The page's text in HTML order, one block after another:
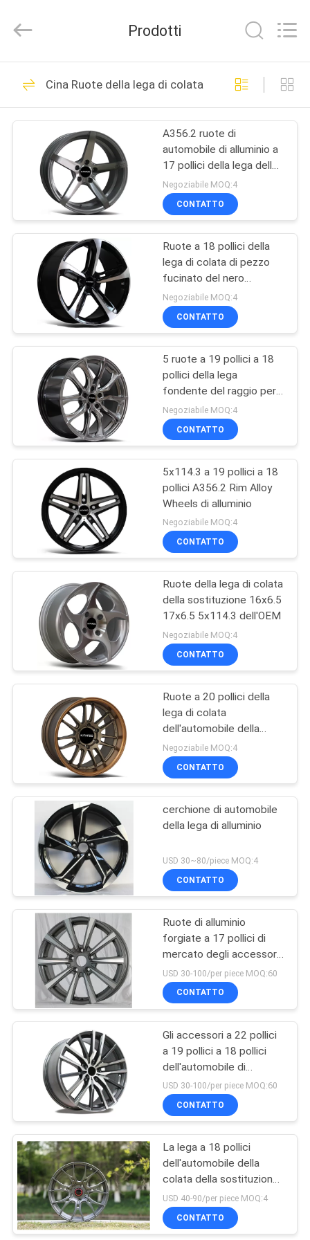
CASA
PRODOTTI
CIRCA
GIRO
DELLA
FABBRICA
CONTROLLO
DI
QUALITÀ
CONTATTICI
RICHIEDA
CITAZIONE
MAPPA
DEL
PRIVACY
POLICY
Rimax
Industry
Rights
Ruote della lega di
colata
62
Ruote forgiate della
lega di alluminio
51
Ruote della lega
formate flusso
Ruote della lega
della replica
Ruote di MAG di
mercato degli
accessori
70
orli di 4x4 Off Road
88
Monoblock ha
forgiato le ruote
2 pezzi hanno
forgiato le ruote
Prodotti
Cina Ruote della lega di colata
A356.2 ruote di
automobile di alluminio a
17 pollici della lega della
colata 5x127
Negoziabile MOQ:4
CONTATTO
Ruote a 18 pollici della
lega di colata di pezzo
fucinato del nero
dell'OEM 5X120 5x112
Negoziabile MOQ:4
CONTATTO
5 ruote a 19 pollici a 18
pollici della lega
fondente del raggio per
l'automobile
Negoziabile MOQ:4
CONTATTO
5x114.3 a 19 pollici a 18
pollici A356.2 Rim Alloy
Wheels di alluminio
Negoziabile MOQ:4
CONTATTO
Ruote della lega di colata
della sostituzione 16x6.5
17x6.5 5x114.3 dell'OEM
Negoziabile MOQ:4
CONTATTO
Ruote a 20 pollici della
lega di colata
dell'automobile della
sostituzione 20x9
dell'OEM
Negoziabile MOQ:4
CONTATTO
cerchione di automobile
della lega di alluminio
USD 30~80/piece MOQ:4
CONTATTO
Ruote di alluminio
forgiate a 17 pollici di
mercato degli accessori
nero dell'automobile delle
ruote nere della lega
USD 30-100/per piece MOQ:60
CONTATTO
Gli accessori a 22 pollici
a 19 pollici a 18 pollici
dell'automobile di
Kipardo uniscono in lega i
cerchioni con JWL VIA
diplomato
USD 30-100/per piece MOQ:60
CONTATTO
La lega a 18 pollici
dell'automobile della
colata della sostituzione
di TUV Kipardo borda la
rifinitura lavorata
USD 40-90/per piece MOQ:4
CONTATTO